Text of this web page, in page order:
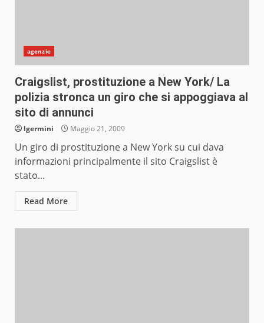
agenzie
Craigslist, prostituzione a New York/ La
polizia stronca un giro che si appoggiava al
sito di annunci
lgermini Maggio 21, 2009
Un giro di prostituzione a New York su cui dava
informazioni principalmente il sito Craigslist è
stato...
Read More